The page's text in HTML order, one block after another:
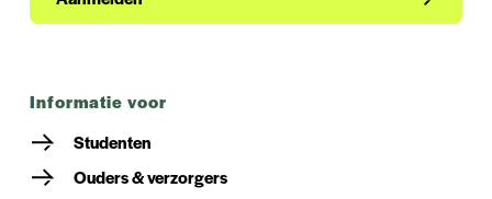
informatie voor
Studenten
Ouders & verzorgers